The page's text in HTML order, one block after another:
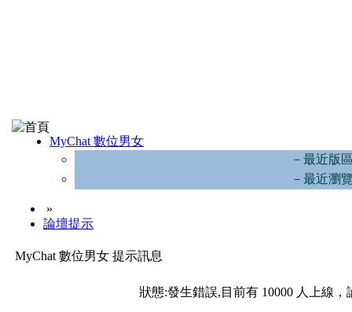
MyChat 數位男女
－最近版
－最近瀏
»
論壇提示
MyChat 數位男女 提示訊息
狀態:發生錯誤,目前有 10000 人上線